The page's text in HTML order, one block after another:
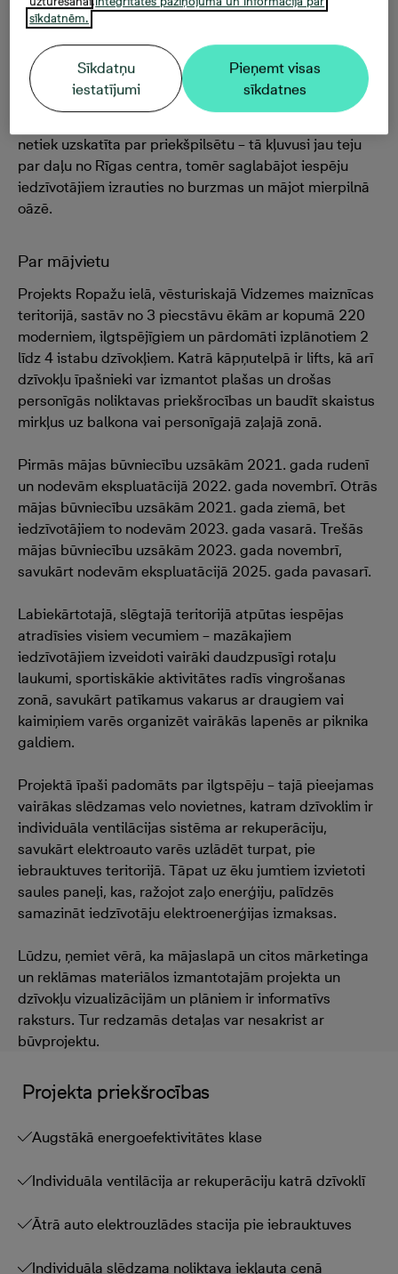
lieliskā atrašanās vieta ļauj to par mājvietu izvēlēties
izvairīties no sastrēgumiem, dodoties ārpus pilsētas.
Pēdējos gados, topot arvien jauniem biznesa
projektiem un atjaunojot paaudzēs pārmantoto
netiek uzskatīta par priekšpilsētu – tā kļuvusi jau teju
par daļu no Rīgas centra, tomēr saglabājot iespēju
iedzīvotājiem izrauties no burzmas un mājot mierpilnā
oāzē.
Par mājvietu
Projekts Ropažu ielā, vēsturiskajā Vidzemes maiznīcas
teritorijā, sastāv no 3 piecstāvu ēkām ar kopumā 220
moderniem, ilgtspējīgiem un pārdomāti izplānotiem 2
līdz 4 istabu dzīvokļiem. Katrā kāpņutelpā ir lifts, kā arī
dzīvokļu īpašnieki var izmantot plašas un drošas
personīgās noliktavas priekšrocības un baudīt skaistus
mirkļus uz balkona vai personīgajā zaļajā zonā.
Pirmās mājas būvniecību uzsākām 2021. gada rudenī
un nodevām ekspluatācijā 2022. gada novembrī. Otrās
mājas būvniecību uzsākām 2021. gada ziemā, bet
iedzīvotājiem to nodevām 2023. gada vasarā. Trešās
mājas būvniecību uzsākām 2023. gada novembrī,
savukārt nodevām ekspluatācijā 2025. gada pavasarī.
Labiekārtotajā, slēgtajā teritorijā atpūtas iespējas
atradīsies visiem vecumiem – mazākajiem
iedzīvotājiem izveidoti vairāki daudzpusīgi rotaļu
laukumi, sportiskākie aktivitātes radīs vingrošanas
zonā, savukārt patīkamus vakarus ar draugiem vai
kaimiņiem varēs organizēt vairākās lapenēs ar piknika
galdiem.
Projektā īpaši padomāts par ilgtspēju – tajā pieejamas
vairākas slēdzamas velo novietnes, katram dzīvoklim ir
individuāla ventilācijas sistēma ar rekuperāciju,
savukārt elektroauto varēs uzlādēt turpat, pie
iebrauktuves teritorijā. Tāpat uz ēku jumtiem izvietoti
saules paneļi, kas, ražojot zaļo enerģiju, palīdzēs
samazināt iedzīvotāju elektroenerģijas izmaksas.
Lūdzu, ņemiet vērā, ka mājaslapā un citos mārketinga
un reklāmas materiālos izmantotajām projekta un
dzīvokļu vizualizācijām un plāniem ir informatīvs
raksturs. Tur redzamās detaļas var nesakrist ar
būvprojektu.
Projekta priekšrocības
Augstākā energoefektivitātes klase
Individuāla ventilācija ar rekuperāciju katrā dzīvoklī
Ātrā auto elektrouzlādes stacija pie iebrauktuves
Individuāla slēdzama noliktava iekļauta cenā
sīkdatnēm.
Sīkdatņu
iestatījumi
Pieņemt visas
sīkdatnes